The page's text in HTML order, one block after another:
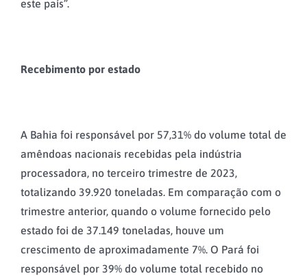
este país”.
Recebimento por estado
A Bahia foi responsável por 57,31% do volume total de
amêndoas nacionais recebidas pela indústria
processadora, no terceiro trimestre de 2023,
totalizando 39.920 toneladas. Em comparação com o
trimestre anterior, quando o volume fornecido pelo
estado foi de 37.149 toneladas, houve um
crescimento de aproximadamente 7%. O Pará foi
responsável por 39% do volume total recebido no